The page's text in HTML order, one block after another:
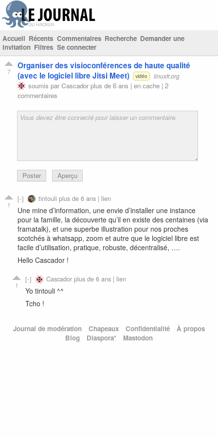
Accueil Récents Commentaires Recherche Demander une
invitation Filtres Se connecter
7
Organiser des visioconférences de haute qualité
(avec le logiciel libre Jitsi Meet)
vidéo linuxfr.org
soumis parCascadorplus de 6 ans | en cache | 2
commentaires
Poster Aperçu
1
tintouli plus de 6 ans | lien
Une mine d’information, une envie d’installer une instance
pour la famille, la découverte qu’il en existe des centaines (via
framatalk), et une superbe illustration pour nos proches
scotchés à whatsapp, zoom et autre que le logiciel libre est
facile d’utilisation, pratique, robuste, décentralisé, ….
Hello Cascador !
1
Cascadorplus de 6 ans | lien
Yo tintouli ^^
Tcho !
Journal de modération Chapeaux Confidentialité
À propos
Blog
Diaspora* Mastodon